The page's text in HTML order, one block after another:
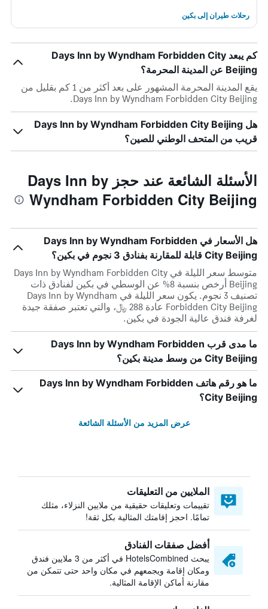
رحلات طيران إلى بكين
كم يبعد Days Inn by Wyndham Forbidden City
Beijing عن المدينة المحرمة؟
يقع المدينة المحرمة المشهور على بعد أكثر من 1 كم بقليل من
Days Inn by Wyndham Forbidden City Beijing.
هل Days Inn by Wyndham Forbidden City Beijing
قريب من المتحف الوطني للصين؟
الأسئلة الشائعة عند حجز Days Inn by
Wyndham Forbidden City Beijing
هل الأسعار في Days Inn by Wyndham Forbidden
City Beijing قابلة للمقارنة بفنادق 3 نجوم في بكين؟
متوسط سعر الليلة في Days Inn by Wyndham Forbidden City
Beijing أرخص بنسبة 8% عن الوسطي في بكين لفنادق ذات
تصنيف 3 نجوم. يكون سعر الليلة في Days Inn by Wyndham
Forbidden City Beijing عادة 288 ﷼، والتي تعتبر صفقة جيدة
لغرفة فندق عالية الجودة في بكين.
ما مدى قرب Days Inn by Wyndham Forbidden
City Beijing من وسط مدينة بكين؟
ما هو رقم هاتف Days Inn by Wyndham Forbidden
City Beijing؟
عرض المزيد من الأسئلة الشائعة
الملايين من التعليقات
تقييمات وتعليقات حقيقية من ملايين النزلاء، مثلك
تمامًا. احجز إقامتك المثالية بكل ثقة!
أفضل صفقات الفنادق
يبحث HotelsCombined في أكثر من 3 ملايين فندق
ومكان إقامة ويجمعهم في مكان واحد حتى تتمكن من
مقارنة أماكن الإقامة المثالية.